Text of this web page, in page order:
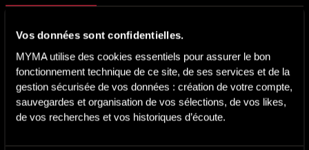
Vos données sont confidentielles.
MYMA utilise des cookies essentiels pour assurer le bon
fonctionnement technique de ce site, de ses services et de la
gestion sécurisée de vos données : création de votre compte,
sauvegardes et organisation de vos sélections, de vos likes,
de vos recherches et vos historiques d’écoute.
MYMA utilise des cookies afin d’améliorer votre expérience
de navigation, analyser le trafic du site et optimiser les
performances de la plateforme.
Certains cookies sont essentiels au bon fonctionnement du